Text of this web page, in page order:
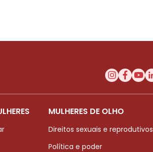
MULHERES DE OLHO
Direitos sexuais e reprodutivos
Política e poder